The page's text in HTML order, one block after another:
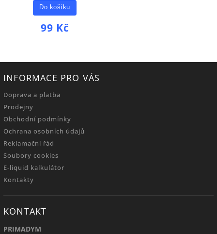
99 Kč
Do košíku
INFORMACE PRO VÁS
Doprava a platba
Prodejny
Obchodní podmínky
Ochrana osobních údajů
Reklamační řád
Soubory cookies
E-liquid kalkulátor
Kontakty
KONTAKT
PRIMADYM